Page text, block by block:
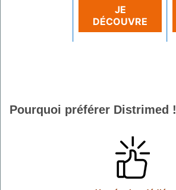
JE
DÉCOUVRE
Pourquoi préférer Distrimed !